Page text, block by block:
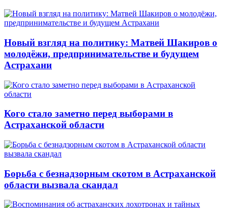
Новый взгляд на политику: Матвей Шакиров о
молодёжи, предпринимательстве и будущем
Астрахани
Кого стало заметно перед выборами в
Астраханской области
Борьба с безнадзорным скотом в Астраханской
области вызвала скандал